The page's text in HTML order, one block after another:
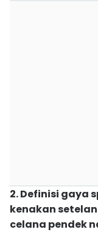
2. Definisi gaya
kenakan
celana pendek